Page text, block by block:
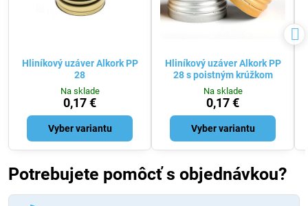
Hliníkový uzáver Alkork PP
28
Na sklade
0,17 €
Vyber variantu
Hliníkový uzáver Alkork PP
28 s poistným krúžkom
Na sklade
0,17 €
Vyber variantu
Potrebujete pomôcť s objednávkou?